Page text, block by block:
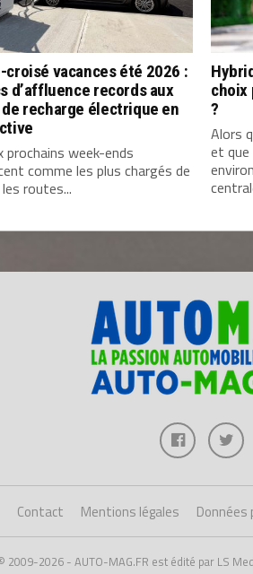
croisé vacances été 2026 :
d’affluence records aux
recharge électrique en
prochains week-ends
comme les plus chargés de
routes...
choix
?
Alors
et que
Contact Mentions légales
2009-2026 - AUTO-MAG.FR est édité par LS